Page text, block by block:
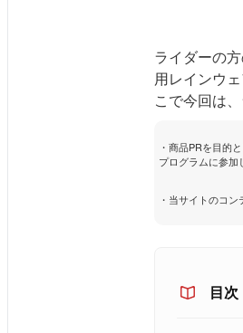
ライダーの
用レインウ
こで今回は
・商品PRを目的
プログラムに参加
・当サイトのコ
目次